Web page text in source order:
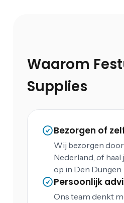
Waarom
Supplies
Bezorgen of
Wij bezorgen
Nederland, of
op in Den Dungen.
Persoonlijk
Ons team denkt